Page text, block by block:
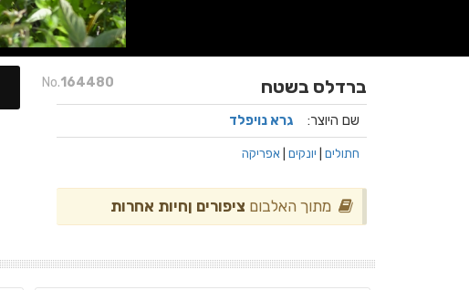
No.164480 ברדלס בשטח
שם היוצר: גרא נויפלד
חתולים יונקים אפריקה
מתוך האלבום ציפורים ןחיות אחרות